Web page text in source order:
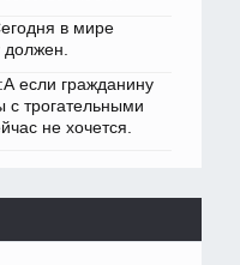
в мире
должен.
если гражданину
с трогательными
не хочется.